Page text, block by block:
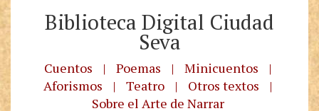
Biblioteca Digital Ciudad
Seva
Cuentos | Poemas | Minicuentos
|
Aforismos
| Teatro | Otros textos
|
Sobre el Arte de Narrar